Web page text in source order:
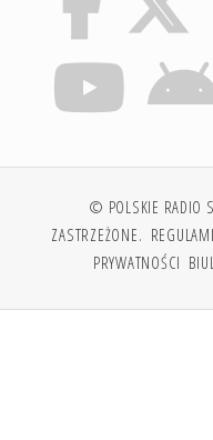
© POLSKIE RADIO
ZASTRZEŻONE.
PRYWATNOŚCI